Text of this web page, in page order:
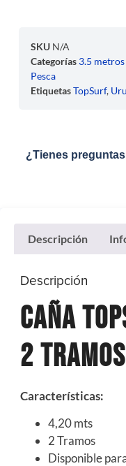
SKU N/A
Categorías 3.5
Pesca
EtiquetasTopSurf,
¿Tienes
Descripción
Descripción
Caña
2 Tramos
Características:
4,20 mts
2 Tramos
Disponible